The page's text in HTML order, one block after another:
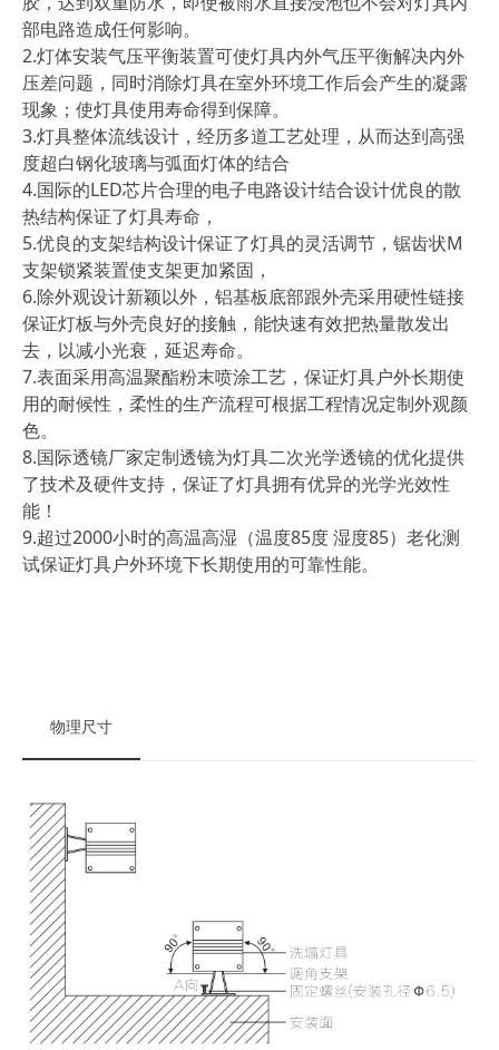
部电路造成任何影响。
2.灯体安装气压平衡装置可使灯具内外气压平衡解决内外
压差问题，同时消除灯具在室外环境工作后会产生的凝露
现象；使灯具使用寿命得到保障。
3.灯具整体流线设计，经历多道工艺处理，从而达到高强
度超白钢化玻璃与弧面灯体的结合
4.国际的LED芯片合理的电子电路设计结合设计优良的散
热结构保证了灯具寿命，
5.优良的支架结构设计保证了灯具的灵活调节，锯齿状M
支架锁紧装置使支架更加紧固，
6.除外观设计新颖以外，铝基板底部跟外壳采用硬性链接
保证灯板与外壳良好的接触，能快速有效把热量散发出
去，以减小光衰，延迟寿命。
7.表面采用高温聚酯粉末喷涂工艺，保证灯具户外长期使
用的耐候性，柔性的生产流程可根据工程情况定制外观颜
色。
8.国际透镜厂家定制透镜为灯具二次光学透镜的优化提供
了技术及硬件支持，保证了灯具拥有优异的光学光效性
能！
9.超过2000小时的高温高湿（温度85度 湿度85）老化测
试保证灯具户外环境下长期使用的可靠性能。
物理尺寸